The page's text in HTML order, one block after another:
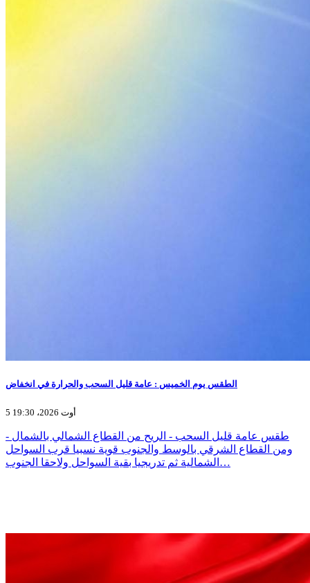
الطقس يوم الخميس : عامة قليل السحب والحرارة في انخفاض
5 أوت 2026، 19:30
- طقس عامة قليل السحب - الريح من القطاع الشمالي بالشمال
ومن القطاع الشرقي بالوسط والجنوب قوية نسبيا قرب السواحل
الشمالية ثم تدريجيا بقية السواحل ولاحقا الجنوب…